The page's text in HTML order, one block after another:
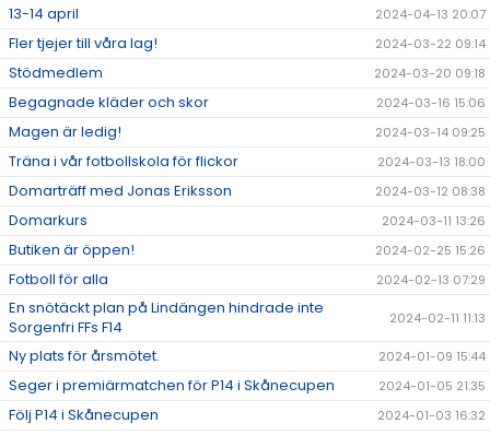
13-14 april 2024-04-13 20:07
Fler tjejer till våra lag! 2024-03-22 09:14
Stödmedlem 2024-03-20 09:18
Begagnade kläder och skor 2024-03-16 15:06
Magen är ledig! 2024-03-14 09:25
Träna i vår fotbollskola för flickor 2024-03-13 18:00
Domarträff med Jonas Eriksson 2024-03-12 08:38
Domarkurs 2024-03-11 13:26
Butiken är öppen! 2024-02-25 15:26
Fotboll för alla 2024-02-13 07:29
En snötäckt plan på Lindängen hindrade inte
Sorgenfri FFs F14
2024-02-11 11:13
Ny plats för årsmötet. 2024-01-09 15:44
Seger i premiärmatchen för P14 i Skånecupen 2024-01-05 21:35
Följ P14 i Skånecupen 2024-01-03 16:32